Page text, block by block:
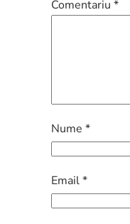
Comentariu *
Nume *
Email*